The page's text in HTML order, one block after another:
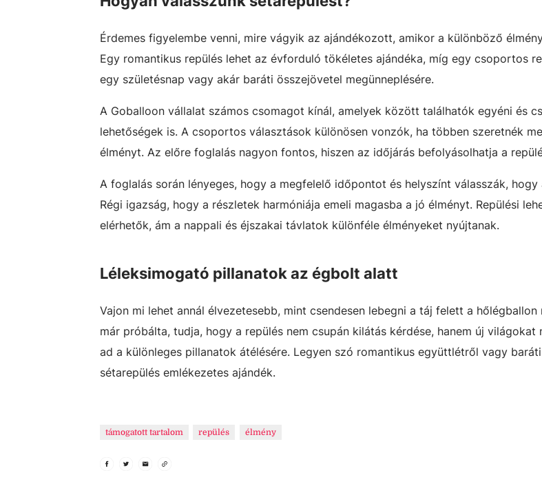
Érdemes figyelembe venni, mire vágyik az ajándékozott, amikor a különböző
Egy romantikus repülés lehet az évforduló tökéletes ajándéka, míg egy csoportos
egy születésnap vagy akár baráti összejövetel megünneplésére.
A Goballoon vállalat számos csomagot kínál, amelyek között találhatók egyéni és
lehetőségek is. A csoportos választások különösen vonzók, ha többen szeretnék
élményt. Az előre foglalás nagyon fontos, hiszen az időjárás befolyásolhatja a
A foglalás során lényeges, hogy a megfelelő időpontot és helyszínt válasszák, hogy
Régi igazság, hogy a részletek harmóniája emeli magasba a jó élményt. Repülési
elérhetők, ám a nappali és éjszakai távlatok különféle élményeket nyújtanak.
Léleksimogató pillanatok az égbolt alatt
Vajon mi lehet annál élvezetesebb, mint csendesen lebegni a táj felett a hőlégballon
már próbálta, tudja, hogy a repülés nem csupán kilátás kérdése, hanem új világokat
ad a különleges pillanatok átélésére. Legyen szó romantikus együttlétről vagy
sétarepülés emlékezetes ajándék.
támogatott tartalom repülés élmény